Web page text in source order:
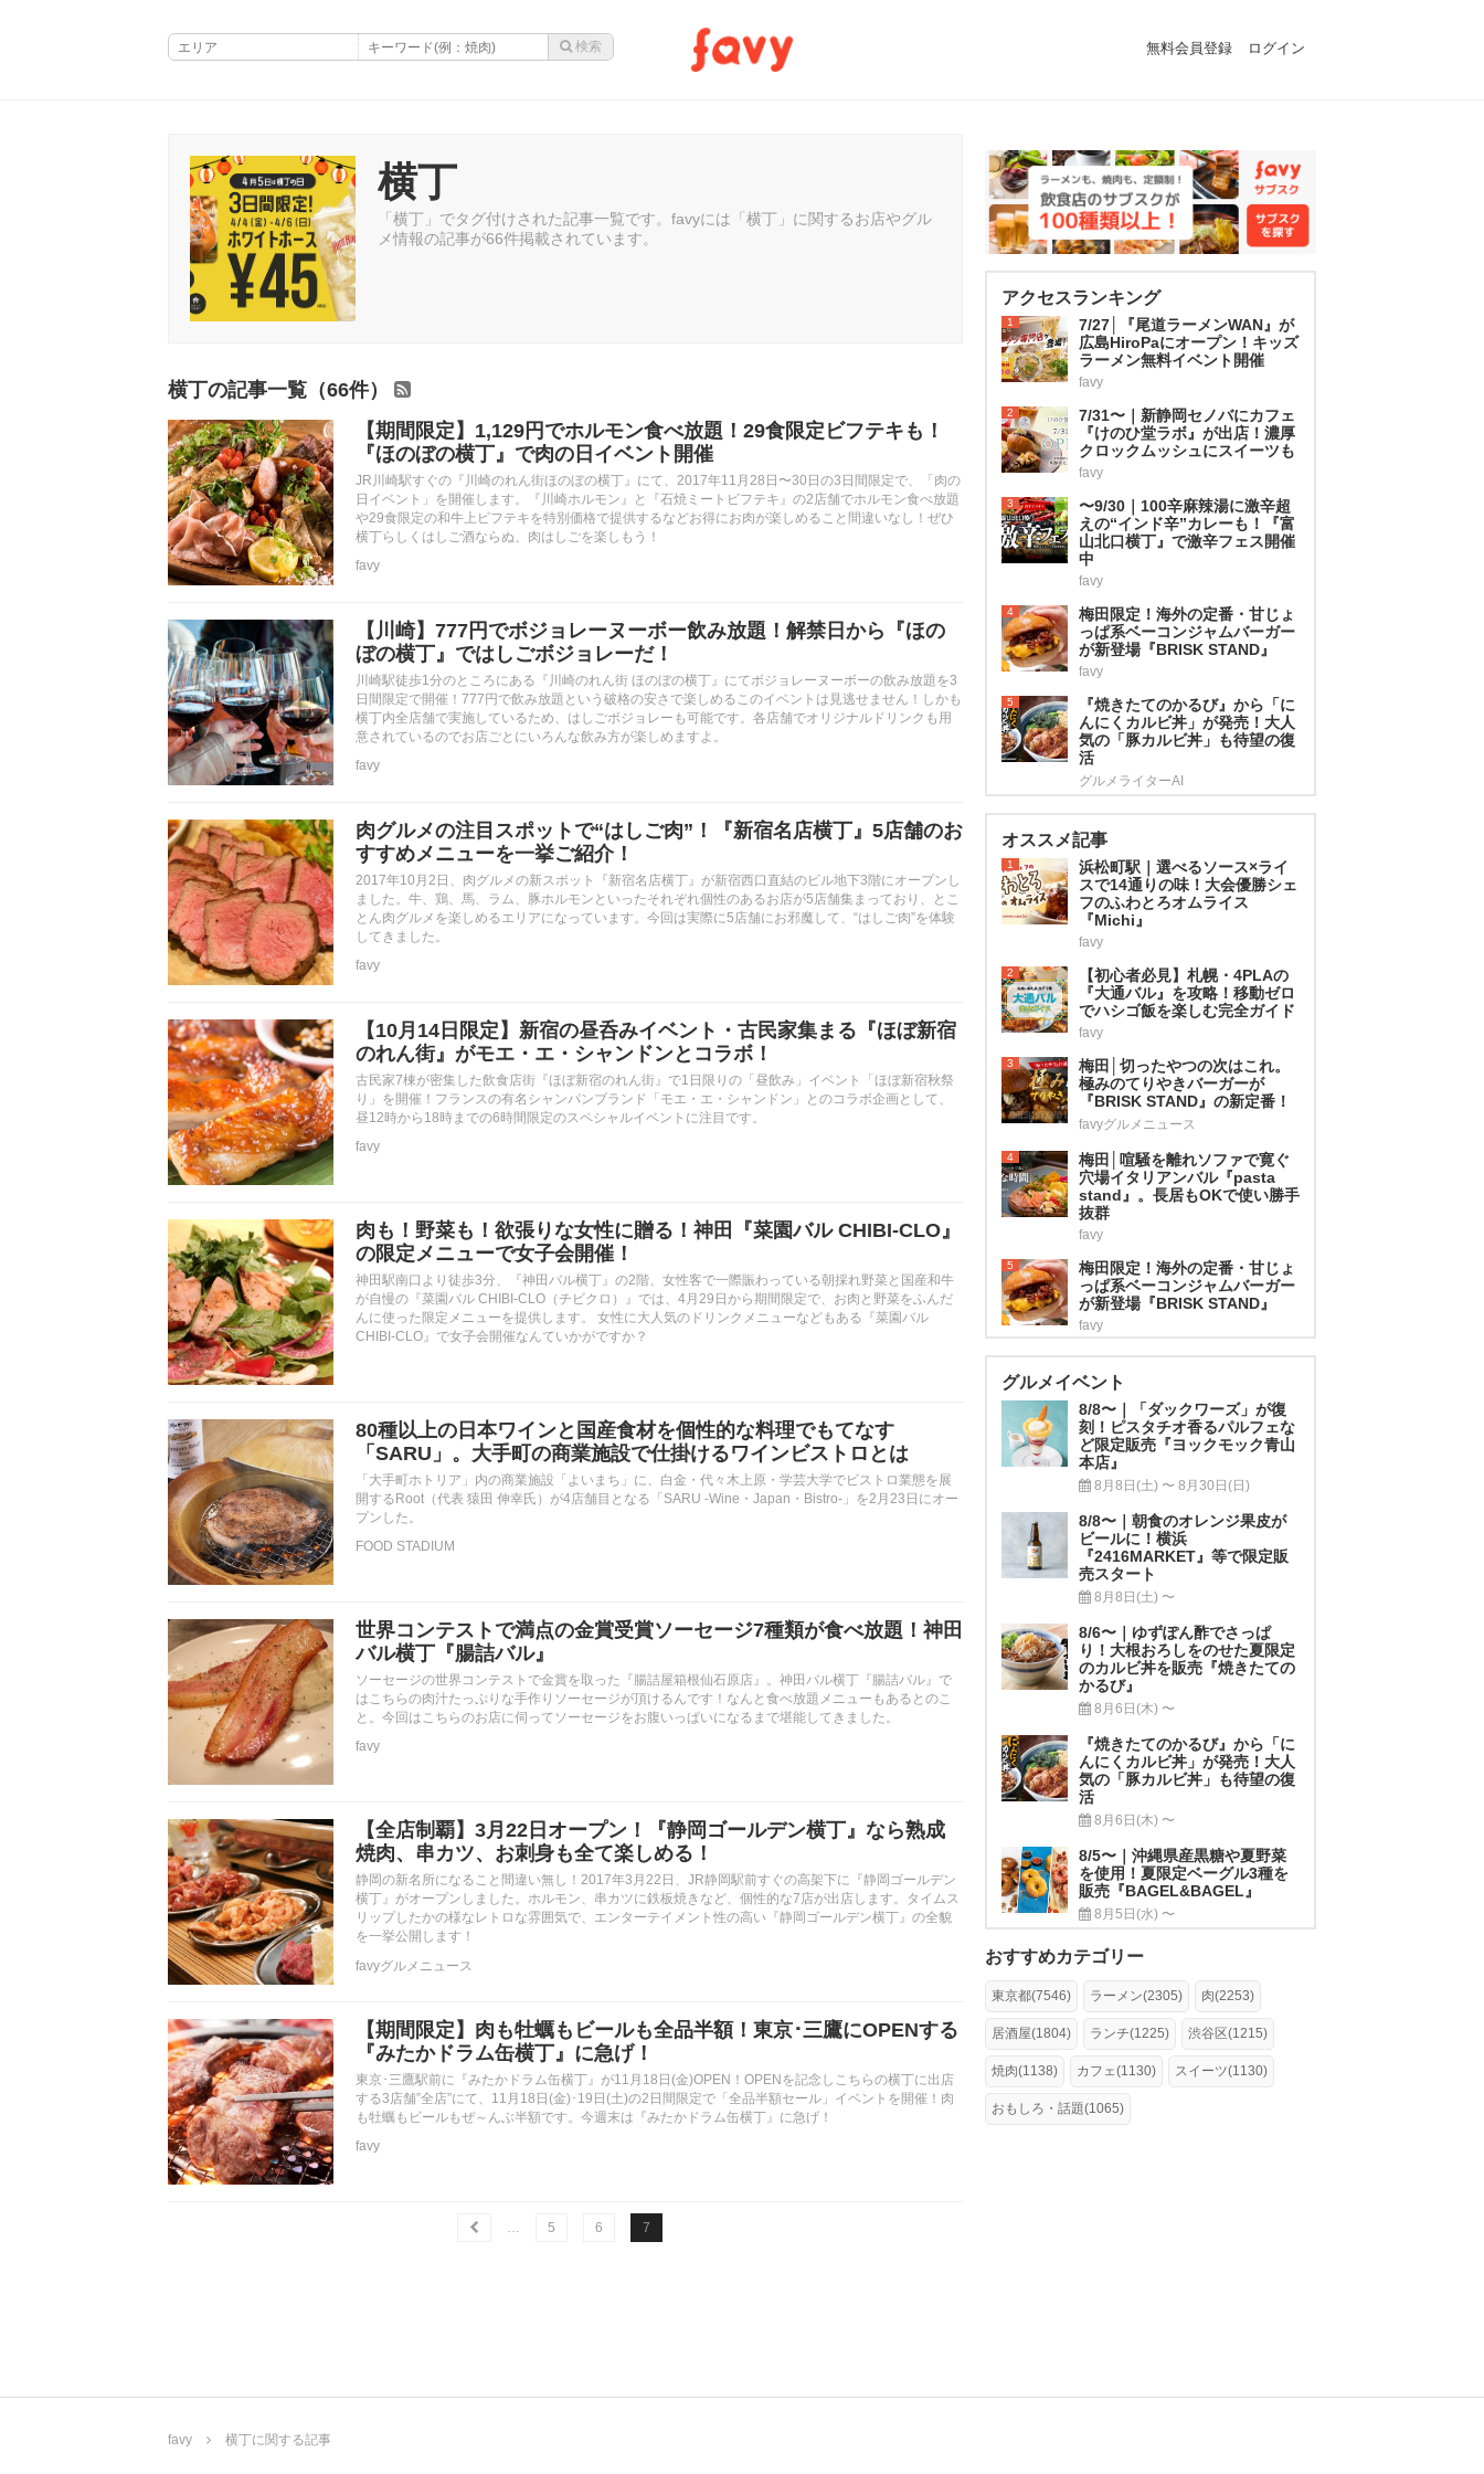
無料会員登録 ログイン
横丁
「横丁」でタグ付けされた記事一覧です。favyには「横丁」に関するお店やグル
メ情報の記事が66件掲載されています。
横丁の記事一覧（66件）
【期間限定】1,129円でホルモン食べ放題！29食限定ビフテキも！
『ほのぼの横丁』で肉の日イベント開催
JR川崎駅すぐの『川崎のれん街ほのぼの横丁』にて、2017年11月28日〜30日の3日間限定で、「肉の
日イベント」を開催します。『川崎ホルモン』と『石焼ミートビフテキ』の2店舗でホルモン食べ放題
や29食限定の和牛上ビフテキを特別価格で提供するなどお得にお肉が楽しめること間違いなし！ぜひ
横丁らしくはしご酒ならぬ、肉はしごを楽しもう！
favy
【川崎】777円でボジョレーヌーボー飲み放題！解禁日から『ほの
ぼの横丁』ではしごボジョレーだ！
川崎駅徒歩1分のところにある『川崎のれん街 ほのぼの横丁』にてボジョレーヌーボーの飲み放題を3
日間限定で開催！777円で飲み放題という破格の安さで楽しめるこのイベントは見逃せません！しかも
横丁内全店舗で実施しているため、はしごボジョレーも可能です。各店舗でオリジナルドリンクも用
意されているのでお店ごとにいろんな飲み方が楽しめますよ。
favy
肉グルメの注目スポットで“はしご肉”！『新宿名店横丁』5店舗のお
すすめメニューを一挙ご紹介！
2017年10月2日、肉グルメの新スポット『新宿名店横丁』が新宿西口直結のビル地下3階にオープンし
ました。牛、鶏、馬、ラム、豚ホルモンといったそれぞれ個性のあるお店が5店舗集まっており、とこ
とん肉グルメを楽しめるエリアになっています。今回は実際に5店舗にお邪魔して、“はしご肉”を体験
してきました。
favy
【10月14日限定】新宿の昼呑みイベント・古民家集まる『ほぼ新宿
のれん街』がモエ・エ・シャンドンとコラボ！
古民家7棟が密集した飲食店街『ほぼ新宿のれん街』で1日限りの「昼飲み」イベント「ほぼ新宿秋祭
り」を開催！フランスの有名シャンパンブランド「モエ・エ・シャンドン」とのコラボ企画として、
昼12時から18時までの6時間限定のスペシャルイベントに注目です。
favy
肉も！野菜も！欲張りな女性に贈る！神田『菜園バル CHIBI-CLO』
の限定メニューで女子会開催！
神田駅南口より徒歩3分、『神田バル横丁』の2階、女性客で一際賑わっている朝採れ野菜と国産和牛
が自慢の『菜園バル CHIBI-CLO（チビクロ）』では、4月29日から期間限定で、お肉と野菜をふんだ
んに使った限定メニューを提供します。 女性に大人気のドリンクメニューなどもある『菜園バル
CHIBI-CLO』で女子会開催なんていかがですか？
80種以上の日本ワインと国産食材を個性的な料理でもてなす
「SARU」。大手町の商業施設で仕掛けるワインビストロとは
「大手町ホトリア」内の商業施設「よいまち」に、白金・代々木上原・学芸大学でビストロ業態を展
開するRoot（代表 猿田 伸幸氏）が4店舗目となる「SARU -Wine・Japan・Bistro-」を2月23日にオー
プンした。
FOOD STADIUM
世界コンテストで満点の金賞受賞ソーセージ7種類が食べ放題！神田
バル横丁『腸詰バル』
ソーセージの世界コンテストで金賞を取った『腸詰屋箱根仙石原店』。神田バル横丁『腸詰バル』で
はこちらの肉汁たっぷりな手作りソーセージが頂けるんです！なんと食べ放題メニューもあるとのこ
と。今回はこちらのお店に伺ってソーセージをお腹いっぱいになるまで堪能してきました。
favy
【全店制覇】3月22日オープン！『静岡ゴールデン横丁』なら熟成
焼肉、串カツ、お刺身も全て楽しめる！
静岡の新名所になること間違い無し！2017年3月22日、JR静岡駅前すぐの高架下に『静岡ゴールデン
横丁』がオープンしました。ホルモン、串カツに鉄板焼きなど、個性的な7店が出店します。タイムス
リップしたかの様なレトロな雰囲気で、エンターテイメント性の高い『静岡ゴールデン横丁』の全貌
を一挙公開します！
favyグルメニュース
【期間限定】肉も牡蠣もビールも全品半額！東京･三鷹にOPENする
『みたかドラム缶横丁』に急げ！
東京･三鷹駅前に『みたかドラム缶横丁』が11月18日(金)OPEN！OPENを記念しこちらの横丁に出店
する3店舗”全店”にて、11月18日(金)･19日(土)の2日間限定で「全品半額セール」イベントを開催！肉
も牡蠣もビールもぜ～んぶ半額です。今週末は『みたかドラム缶横丁』に急げ！
favy
5 6 7
アクセスランキング
1
7/27│『尾道ラーメンWAN』が
広島HiroPaにオープン！キッズ
ラーメン無料イベント開催
favy
2
7/31〜｜新静岡セノバにカフェ
『けのひ堂ラボ』が出店！濃厚
クロックムッシュにスイーツも
favy
3
〜9/30｜100辛麻辣湯に激辛超
えの“インド辛”カレーも！『富
山北口横丁』で激辛フェス開催
中
favy
4
梅田限定！海外の定番・甘じょ
っぱ系ベーコンジャムバーガー
が新登場『BRISK STAND』
favy
5
『焼きたてのかるび』から「に
んにくカルビ丼」が発売！大人
気の「豚カルビ丼」も待望の復
活
グルメライターAI
オススメ記事
1
浜松町駅｜選べるソース×ライ
スで14通りの味！大会優勝シェ
フのふわとろオムライス
『Michi』
favy
2
【初心者必見】札幌・4PLAの
『大通バル』を攻略！移動ゼロ
でハシゴ飯を楽しむ完全ガイド
favy
3
梅田│切ったやつの次はこれ。
極みのてりやきバーガーが
『BRISK STAND』の新定番！
favyグルメニュース
4
梅田│喧騒を離れソファで寛ぐ
穴場イタリアンバル『pasta
stand』。長居もOKで使い勝手
抜群
favy
5
梅田限定！海外の定番・甘じょ
っぱ系ベーコンジャムバーガー
が新登場『BRISK STAND』
favy
グルメイベント
8/8〜｜「ダックワーズ」が復
刻！ピスタチオ香るパルフェな
ど限定販売『ヨックモック青山
本店』
8月8日(土) 〜 8月30日(日)
8/8〜｜朝食のオレンジ果皮が
ビールに！横浜
『2416MARKET』等で限定販
売スタート
8月8日(土) 〜
8/6〜｜ゆずぽん酢でさっぱ
り！大根おろしをのせた夏限定
のカルビ丼を販売『焼きたての
かるび』
8月6日(木) 〜
『焼きたてのかるび』から「に
んにくカルビ丼」が発売！大人
気の「豚カルビ丼」も待望の復
活
8月6日(木) 〜
8/5〜｜沖縄県産黒糖や夏野菜
を使用！夏限定ベーグル3種を
販売『BAGEL&BAGEL』
8月5日(水) 〜
おすすめカテゴリー
東京都(7546) ラーメン(2305) 肉(2253)
居酒屋(1804) ランチ(1225) 渋谷区(1215)
焼肉(1138) カフェ(1130) スイーツ(1130)
おもしろ・話題(1065)
favy 横丁に関する記事